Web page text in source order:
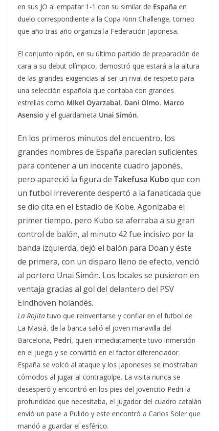
en sus JO al empatar 1-1 con su similar de España en
duelo correspondiente a la Copa Kirin Challenge, torneo
que año tras año organiza la Federación Japonesa.
El conjunto nipón, en su último partido de preparación de
cara a su debut olímpico, demostró que estará a la altura
de las grandes exigencias al ser un rival de respeto para
una selección española que contaba con grandes
estrellas como Mikel Oyarzabal, Dani Olmo, Marco
Asensio y el guardameta Unai Simón.
En los primeros minutos del encuentro, los
grandes nombres de España parecían suficientes
para contener a un inocente cuadro japonés,
pero apareció la figura de Takefusa Kubo que con
un futbol irreverente despertó a la fanaticada que
se dio cita en el Estadio de Kobe. Agonizaba el
primer tiempo, pero Kubo se aferraba a su gran
control de balón, al minuto 42 fue incisivo por la
banda izquierda, dejó el balón para Doan y éste
de primera, con un disparo lleno de efecto, venció
al portero Unai Simón. Los locales se pusieron en
ventaja gracias al gol del delantero del PSV
Eindhoven holandés.
La Rojitatuvo que reinventarse y confiar en el futbol de
La Masiá, de la banca salió el joven maravilla del
Barcelona, Pedri, quien inmediatamente tuvo inmersión
en el juego y se convirtió en el factor diferenciador.
España se volcó al ataque y los japoneses se mostraban
cómodos al jugar al contragolpe. La visita nunca se
desesperó y encontró en los pies del jovencito Pedri la
profundidad que necesitaba, el jugador del cuadro catalán
envió un pase a Pulido y este encontró a Carlos Soler que
mandó a guardar el esférico.